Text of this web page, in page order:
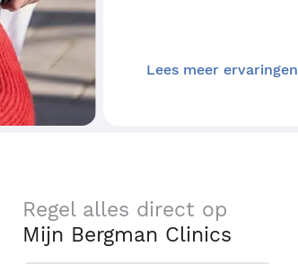
Lees meer ervaringen
Regel alles direct op
Mijn Bergman Clinics